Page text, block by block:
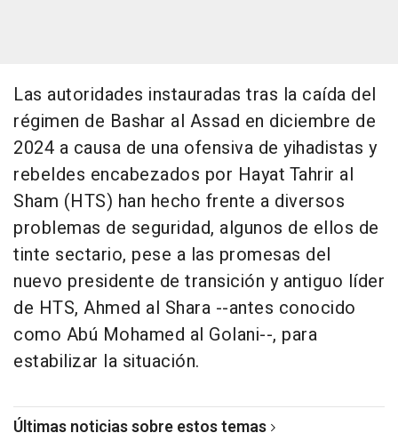
Las autoridades instauradas tras la caída del
régimen de Bashar al Assad en diciembre de
2024 a causa de una ofensiva de yihadistas y
rebeldes encabezados por Hayat Tahrir al
Sham (HTS) han hecho frente a diversos
problemas de seguridad, algunos de ellos de
tinte sectario, pese a las promesas del
nuevo presidente de transición y antiguo líder
de HTS, Ahmed al Shara --antes conocido
como Abú Mohamed al Golani--, para
estabilizar la situación.
Últimas noticias sobre estos temas